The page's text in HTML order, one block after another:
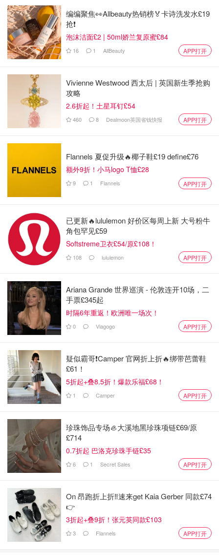
1.菠萝皮配料：黄油 72克，奶粉 15克，糖粉 60克，低筋粉
120克，蛋黄 30克。
2. 汤种面配料：高筋粉 23克，清水 98克
水 60克，汤种面 100克，鸡蛋 45克，细砂糖 38克，黄油
30克，奶粉 15克，盐 2克。
4. 自然软化的黄油加糖粉用橡胶刮刀翻拌均匀
6. 面团用保鲜膜包好放冷藏冰箱1小时待用
7. 粉和水一起倒入锅里，开小火边煮边搅拌至呈糊状
8. 煮好的汤种面要盖上保鲜膜防止水分流失，放入冰箱冷藏
9. 高粉和低粉一起混合后称出160克和盐一起放一边待用，
其他面团材料放一起
10. 加入之前做好的汤种面混合一起，用刮刀拌均匀成糊状
11. 再加入160克的粉和盐一起用搅拌器混合搅拌
12. 面团搅拌至能拉出细腻薄膜状即可
13. 搅拌好的面团取出揉成团，盖上保鲜膜进行第一次发
酵。面团发酵至体积膨大且松软
编编聚焦👀Allbeauty热销榜🏅卡诗洗发水£19
抢❗
泡沫洁面£2 | 50ml娇兰复原蜜£84
16 1 AllBeauty APP打开
Vivienne Westwood 西太后 | 英国新生季抢购
攻略
2.6折起！土星耳钉£54
460 8 Dealmoon英国省钱快报 APP打开
Flannels 夏促升级🔥椰子鞋£19 define£76
额外9折！小马logo T恤£28
9 1 Flannels APP打开
已更新🔥lululemon 好价区每周上新 大号粉牛
角包罕见£59
Softstreme卫衣£54/原£108！
108 lululemon APP打开
Ariana Grande 世界巡演 - 伦敦连开10场，二
手票£345起
时隔6年重返！欧洲唯一场次！
0 Viagogo APP打开
疑似霸哥❗️Camper 官网折上折🔥绑带芭蕾鞋
£61！
5折起+叠8.5折！爆款乐福£68！
1 Camper APP打开
珍珠饰品专场🦪大溪地黑珍珠项链£69/原
£714
0.7折起 巴洛克珍珠手链£35
6 1 Secret Sales APP打开
On 昂跑折上折‼️速来get Kaia Gerber 同款£74
👉
3折起+叠9折！张元英同款£103
3 Flannels APP打开